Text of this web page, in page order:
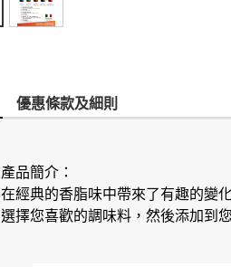
優惠條款及細則
產品簡介：
在經典的香脂味中帶來了有趣的變
選擇您喜歡的調味料，然後添加到